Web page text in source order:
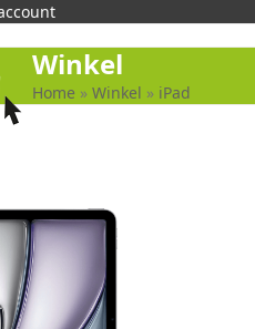
Winkel
Home »Winkel » iPad